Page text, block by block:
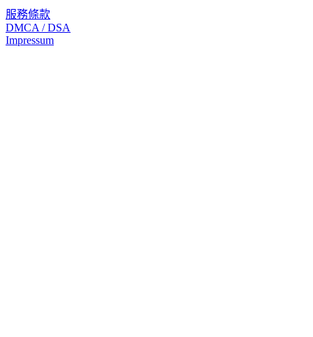
服務條款
DMCA / DSA
Impressum